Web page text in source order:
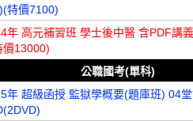
特價7100)
年 高元補習班 學士後中醫 含PDF講
價13000)
公職國考(單科)
年 超級函授 監獄學概要(題庫班) 04